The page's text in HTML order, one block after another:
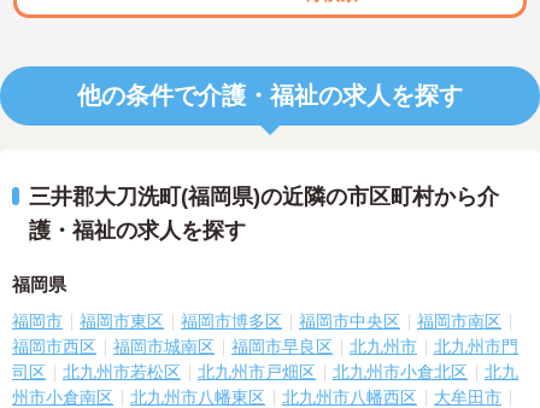
他の条件で介護・福祉の求人を探す
三井郡大刀洗町(福岡県)の近隣の市区町村から介
護・福祉の求人を探す
福岡県
福岡市 福岡市東区 福岡市博多区 福岡市中央区
福岡市南区
福岡市西区
福岡市城南区 福岡市早良区 北九州市
北九州市門
司区
北九州市若松区 北九州市戸畑区 北九州市小倉北区
北九
州市小倉南区
北九州市八幡東区 北九州市八幡西区
大牟田市